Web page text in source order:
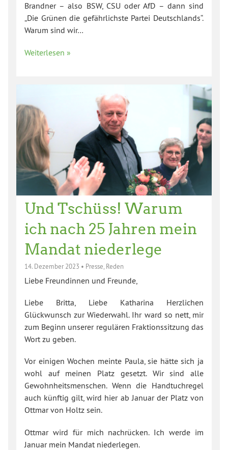
Brandner – also BSW, CSU oder AfD – dann sind
„Die Grünen die gefährlichste Partei Deutschlands“.
Warum sind wir…
Weiterlesen »
Und Tschüss! Warum
ich nach 25 Jahren mein
Mandat niederlege
14. Dezember 2023 • Presse Reden
Liebe Freundinnen und Freunde,
Liebe Britta, Liebe Katharina Herzlichen
Glückwunsch zur Wiederwahl. Ihr ward so nett, mir
zum Beginn unserer regulären Fraktionssitzung das
Wort zu geben.
Vor einigen Wochen meinte Paula, sie hätte sich ja
wohl auf meinen Platz gesetzt. Wir sind alle
Gewohnheitsmenschen. Wenn die Handtuchregel
auch künftig gilt, wird hier ab Januar der Platz von
Ottmar von Holtz sein.
Ottmar wird für mich nachrücken. Ich werde im
Januar mein Mandat niederlegen.